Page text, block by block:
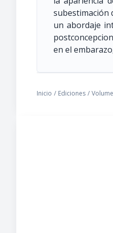
subestimación
un abordaje
en el
Inicio / Ediciones /